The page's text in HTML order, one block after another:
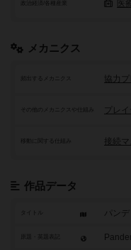
政治経済/各種産業 医
メカニクス
頻出するメカニクス 協力
その他のメカニクスや仕組み プレ
移動に関する仕組み 接続
作品データ
タイトル パン